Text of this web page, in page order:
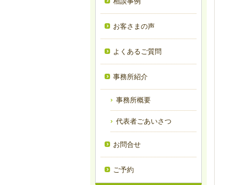
お客さまの声
よくあるご質問
事務所紹介
事務所概要
代表者ごあいさつ
お問合せ
ご予約